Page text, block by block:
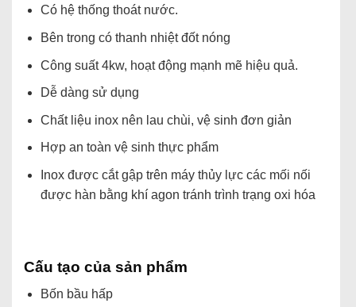
Có hệ thống thoát nước.
Bên trong có thanh nhiệt đốt nóng
Công suất 4kw, hoạt động mạnh mẽ hiệu quả.
Dễ dàng sử dụng
Chất liệu inox nên lau chùi, vệ sinh đơn giản
Hợp an toàn vệ sinh thực phẩm
Inox được cắt gập trên máy thủy lực các mối nối
được hàn bằng khí agon tránh trình trạng oxi hóa
Cấu tạo của sản phẩm
Bốn bầu hấp